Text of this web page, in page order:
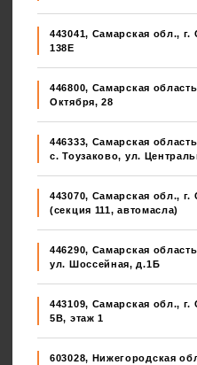
443041, Самарская обл.,
138E
446800, Самарская
Октября, 28
446333, Самарская
с. Тоузаково, ул.
443070, Самарская обл.,
(секция 111, автомасла)
446290, Самарская
ул. Шоссейная, д.1Б
443109, Самарская обл.,
5В, этаж 1
603028, Нижегородская